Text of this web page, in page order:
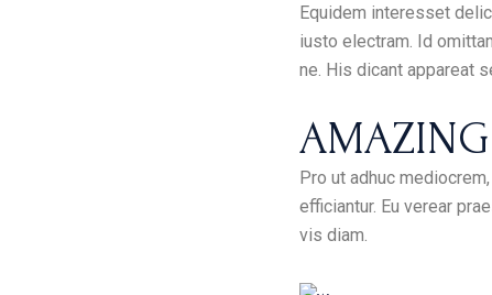
Equidem interesset
iusto electram. Id
ne. His dicant appareat
AMAZING
Pro ut adhuc
efficiantur. Eu verear
vis diam.